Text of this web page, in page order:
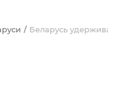
Беларусь